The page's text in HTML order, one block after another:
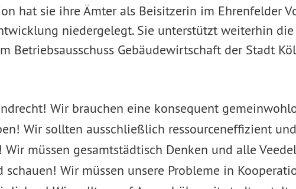
hat sie ihre Ämter als Beisitzerin im Ehrenfelder
niedergelegt. Sie unterstützt weiterhin
Betriebsausschuss Gebäudewirtschaft der Stadt
Wir brauchen eine konsequent
Wir sollten ausschließlich ressourceneffizient
Wir müssen gesamtstädtisch Denken und alle
schauen! Wir müssen unsere Probleme in